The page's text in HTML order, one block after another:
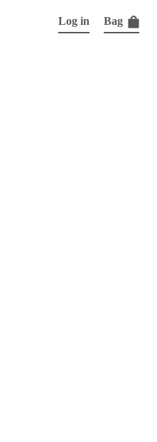
Log in Bag